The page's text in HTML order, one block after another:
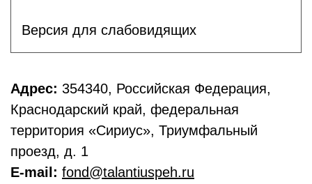
Версия для слабовидящих
Адрес: 354340, Российская Федерация,
Краснодарский край, федеральная
территория «Сириус», Триумфальный
проезд, д. 1
E-mail: fond@talantiuspeh.ru